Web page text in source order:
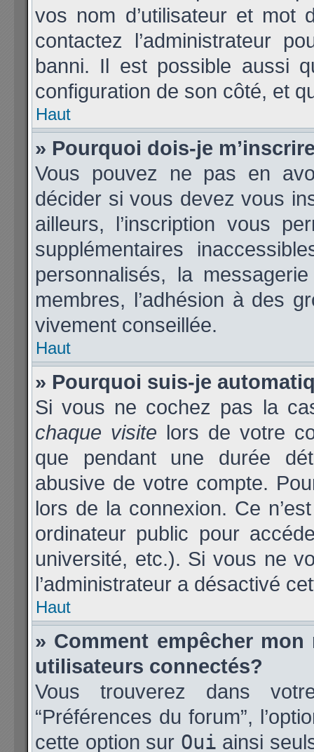
vos nom d’utilisateur et mot
contactez l’administrateur
banni. Il est possible aussi
configuration de son côté, et
Haut
» Pourquoi dois-je
Vous pouvez ne pas en
décider si vous devez vous
ailleurs, l’inscription vous
supplémentaires
personnalisés, la
membres, l’adhésion à des
vivement conseillée.
Haut
» Pourquoi suis-je
Si vous ne cochez pas la
chaque visite lors de votre
que pendant une durée
abusive de votre compte.
lors de la connexion. Ce
ordinateur public pour
université, etc.). Si vous ne
l’administrateur a désactivé
Haut
» Comment empêcher
utilisateurs connectés?
Vous trouverez dans
“Préférences du forum”,
cette option sur Oui ainsi